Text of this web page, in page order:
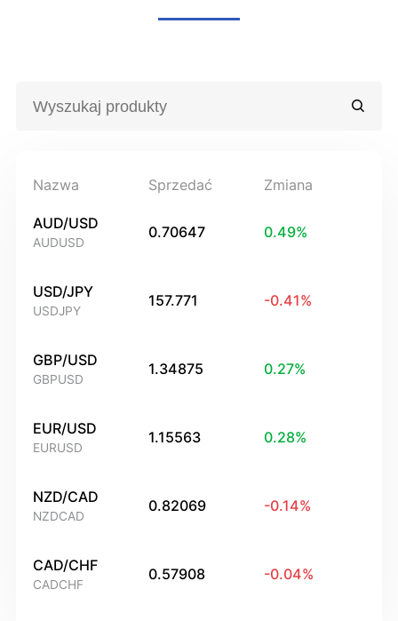
Nazwa Sprzedać Zmiana
AUD/USD
AUDUSD
0.70647 0.49%
USD/JPY
USDJPY
157.771 -0.41%
GBP/USD
GBPUSD
1.34875 0.27%
EUR/USD
EURUSD
1.15563 0.28%
NZD/CAD
NZDCAD
0.82069 -0.14%
CAD/CHF
CADCHF
0.57908 -0.04%